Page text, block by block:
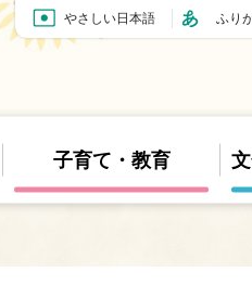
やさしい日本語 ふり
子育て・教育